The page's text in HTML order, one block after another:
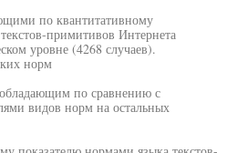
по квантитативному
примитивов Интернета
уровне (4268 случаев).
норм
по сравнению с
видов норм на остальных